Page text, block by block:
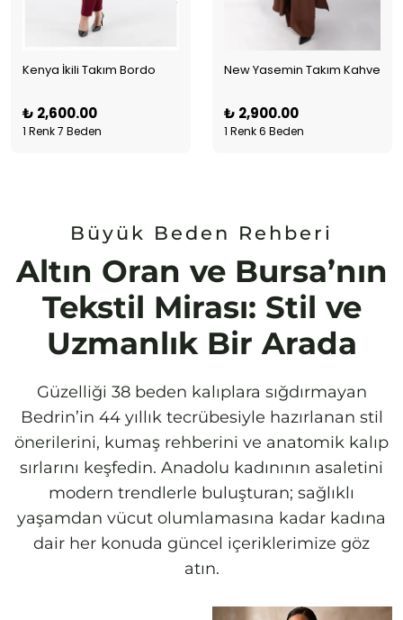
Kenya İkili Takım Bordo
₺ 2,600.00
1 Renk 7 Beden
New Yasemin Takım Kahve
₺ 2,900.00
1 Renk 6 Beden
Büyük Beden Rehberi
Altın Oran ve Bursa’nın
Tekstil Mirası: Stil ve
Uzmanlık Bir Arada
Güzelliği 38 beden kalıplara sığdırmayan
Bedrin’in 44 yıllık tecrübesiyle hazırlanan stil
önerilerini, kumaş rehberini ve anatomik kalıp
sırlarını keşfedin. Anadolu kadınının asaletini
modern trendlerle buluşturan; sağlıklı
yaşamdan vücut olumlamasına kadar kadına
dair her konuda güncel içeriklerimize göz
atın.